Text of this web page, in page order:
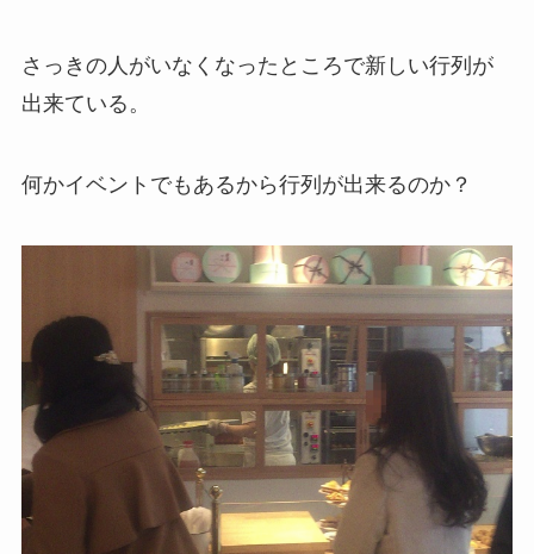
さっきの人がいなくなったところで新しい行列が
出来ている。
何かイベントでもあるから行列が出来るのか？